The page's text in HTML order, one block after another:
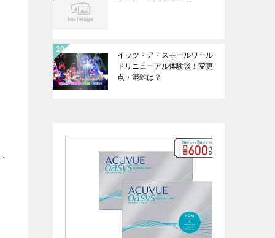
イッツ・ア・スモールワール
ドリニューアル体験談！変更
点・混雑は？